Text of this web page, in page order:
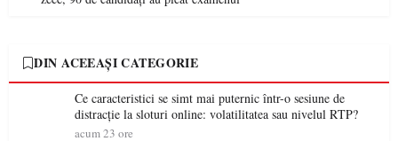
DIN ACEEAȘI CATEGORIE
Ce caracteristici se simt mai puternic într-o sesiune de
distracție la sloturi online: volatilitatea sau nivelul RTP?
acum 23 ore